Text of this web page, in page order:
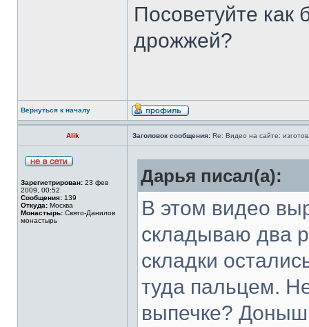
Посоветуйте как
дрожжей?
Вернуться к началу
Alik Заголовок сообщения: Re: Видео на сайте:
Зарегистрирован: 23 фев
2009, 00:52
Сообщения: 139
Откуда: Москва
Монастырь: Свято-Данилов
монастырь
Дарья писал(а):
В этом видео
складываю два
складки
туда пальцем.
выпечке?